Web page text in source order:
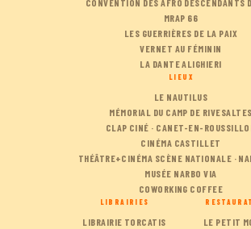
CONVENTION DES AFRO DESCENDANTS
MRAP 66
LES GUERRIÈRES DE LA PAIX
VERNET AU FÉMININ
LA DANTE ALIGHIERI
LIEUX
LE NAUTILUS
MÉMORIAL DU CAMP DE RIVESALTES
CLAP CINÉ · CANET-EN-
CINÉMA CASTILLET
THÉÂTRE+CINÉMA SCÈNE NATIONALE ·
MUSÉE NARBO VIA
COWORKING COFFEE
LIBRAIRIES
LIBRAIRIE TORCATIS
LE PETIT